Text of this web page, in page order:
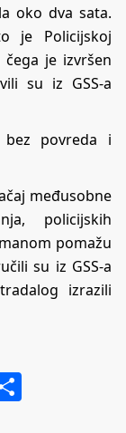
oko dva sata.
je Policijskoj
je izvršen
su iz GSS-a
povreda i
međusobne
policijskih
pomažu
su iz GSS-a
izrazili